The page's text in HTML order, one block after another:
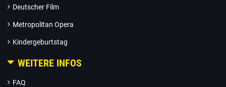
Deutscher Film
Metropolitan Opera
Kindergeburtstag
WEITERE INFOS
FAQ